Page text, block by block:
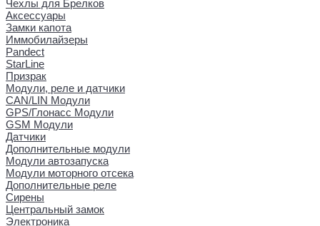
Чехлы для Брелков
Аксессуары
Замки капота
Иммобилайзеры
Pandect
StarLine
Призрак
Модули, реле и датчики
CAN/LIN Модули
GPS/Глонасс Модули
GSM Модули
Датчики
Дополнительные модули
Модули автозапуска
Модули моторного отсека
Дополнительные реле
Сирены
Центральный замок
Электроника